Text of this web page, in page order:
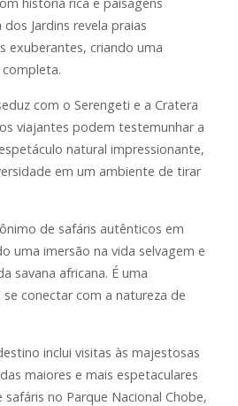
Jardins revela praias
exuberantes, criando uma
com o Serengeti e a Cratera
viajantes podem testemunhar a
natural impressionante,
em um ambiente de tirar
de safáris autênticos em
uma imersão na vida selvagem e
savana africana. É uma
conectar com a natureza de
inclui visitas às majestosas
maiores e mais espetaculares
no Parque Nacional Chobe,